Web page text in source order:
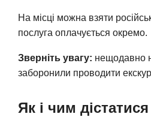
На місці можна взяти
послуга оплачується окремо.
Зверніть увагу: нещодавно
заборонили проводити
Як і чим